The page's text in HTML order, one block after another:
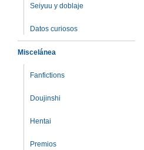
Seiyuu y doblaje
Datos curiosos
Miscelánea
Fanfictions
Doujinshi
Hentai
Premios